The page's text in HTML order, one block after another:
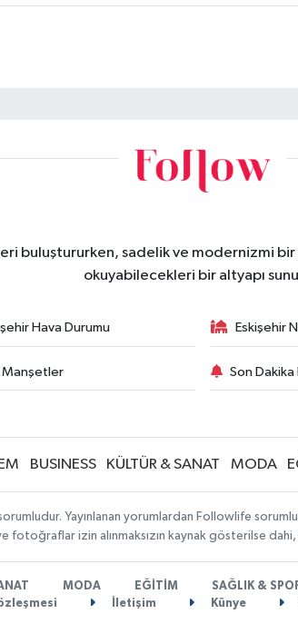
buluştururken, sadelik ve modernizmi bir
okuyabilecekleri bir altyapı
Hava Durumu Eskişehir
Manşetler Son
BUSINESS KÜLTÜR & SANAT MODA
Yayınlanan yorumlardan Followlife
fotoğraflar izin alınmaksızın kaynak gösterilse
MODA EĞİTİM SAĞLIK &
İletişim Künye